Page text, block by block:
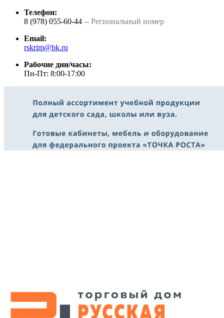
Телефон:
8 (978) 055-60-44 -- Региональный номер
Email:
rskrim@bk.ru
Рабочие дни/часы:
Пн-Пт: 8:00-17:00